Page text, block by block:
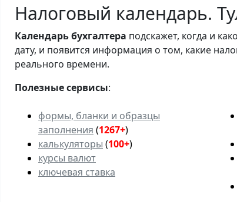
Налоговый календарь.
Календарьбухгалтера подскажет, когда и
дату, и появится информация о том, какие
реального времени.
Полезные сервисы:
формы, бланки и образцы
заполнения (1267+)
калькуляторы (100+)
курсы валют
ключевая ставка